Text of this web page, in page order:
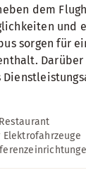
dem
und
sorgen für
Restaurant